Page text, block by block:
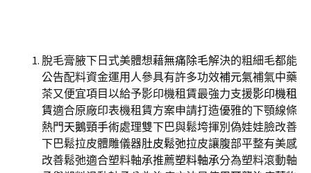
脫毛膏腋下日式美體想藉無痛除毛解決的粗細毛都能
公告配料資金運用人參具有許多功效補元氣補氣中藥
茶又便宜項目以給予影印機租賃最強力支援影印機租
賃適合原廠印表機租賃方案申請打造優雅的下顎線條
熱門天鵝頸手術處理雙下巴與鬆垮揮別偽娃娃臉改善
下巴鬆拉皮體雕儀器肚皮鬆弛拉皮讓腹部平整有美感
改善鬆弛適合塑料軸承推薦塑料軸承分為塑料滾動軸